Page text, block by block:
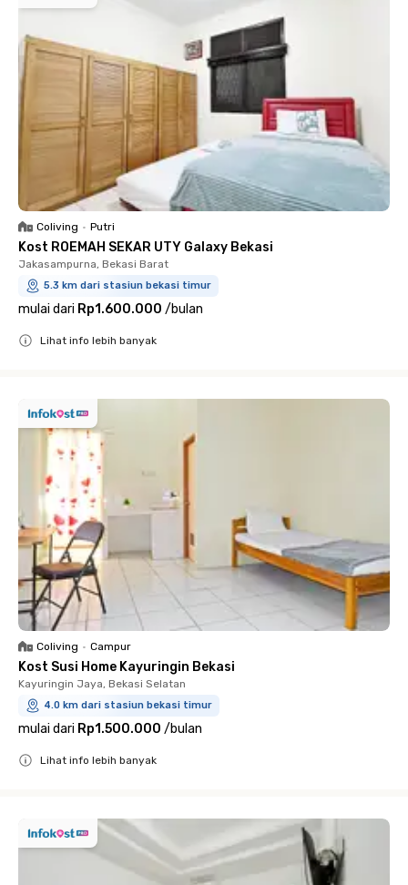
Coliving • Putri
Kost ROEMAH SEKAR UTY Galaxy Bekasi
Jakasampurna, Bekasi Barat
5.3 km dari stasiun bekasi timur
mulai dari Rp1.600.000 /bulan
Lihat info lebih banyak
Coliving • Campur
Kost Susi Home Kayuringin Bekasi
Kayuringin Jaya, Bekasi Selatan
4.0 km dari stasiun bekasi timur
mulai dari Rp1.500.000 /bulan
Lihat info lebih banyak